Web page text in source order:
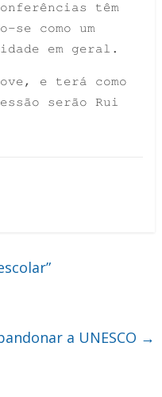
têm
se como um
em geral.
e terá como
serão Rui
a UNESCO →